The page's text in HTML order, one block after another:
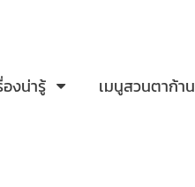
องน่ารู้ เมนูสวนตาก้าน